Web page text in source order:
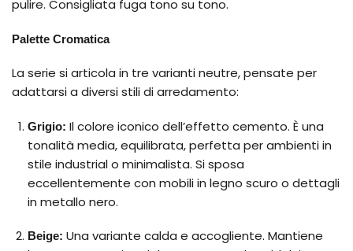
pulire. Consigliata fuga tono su tono.
Palette Cromatica
La serie si articola in tre varianti neutre, pensate per
adattarsi a diversi stili di arredamento:
Grigio: Il colore iconico dell’effetto cemento. È una
tonalità media, equilibrata, perfetta per ambienti in
stile industrial o minimalista. Si sposa
eccellentemente con mobili in legno scuro o dettagli
in metallo nero.
Beige: Una variante calda e accogliente. Mantiene